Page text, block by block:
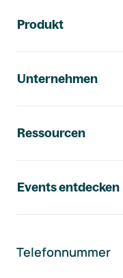
Produkt
Unternehmen
Ressourcen
Events entdecken
Telefonnummer